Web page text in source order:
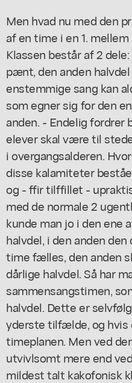
Men hvad nu med den
af en time i en 1.
Klassen består af 2
pænt, den anden
enstemmige sang kan
som egner sig for den
anden. - Endelig
elever skal være til
i overgangsalderen.
disse kalamiteter
og - ffir tilffillet -
med de normale 2
kunde man jo i den ene
halvdel, i den anden den
time fælles, den anden
dårlige halvdel. Så har
sammensangstimen,
halvdel. Dette er
yderste tilfælde, og hvis
timeplanen. Men ved
utvivlsomt mere end
mildest talt kakofonisk